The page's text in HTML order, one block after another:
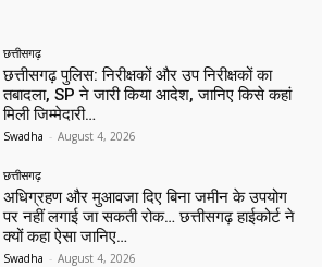
छत्तीसगढ़
छत्तीसगढ़ पुलिस: निरीक्षकों और उप निरीक्षकों का
तबादला, SP ने जारी किया आदेश, जानिए किसे कहां
मिली जिम्मेदारी…
Swadha - August 4, 2026
छत्तीसगढ़
अधिग्रहण और मुआवजा दिए बिना जमीन के उपयोग
पर नहीं लगाई जा सकती रोक… छत्तीसगढ़ हाईकोर्ट ने
क्यों कहा ऐसा जानिए…
Swadha - August 4, 2026